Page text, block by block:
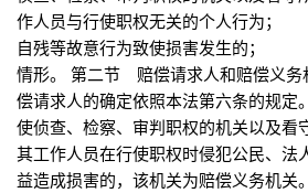
作人员与行使职权无关的个人行为；
自残等故意行为致使损害发生的；
情形。 第二节 赔偿请求人和赔偿
偿请求人的确定依照本法第六条的
使侦查、检察、审判职权的机关以及看
其工作人员在行使职权时侵犯公民、法
益造成损害的，该机关为赔偿义务